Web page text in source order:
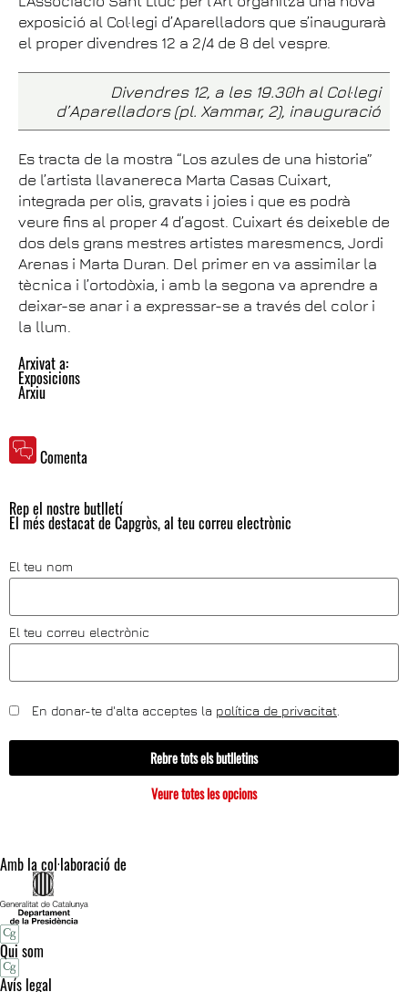
exposició al Col·legi d’Aparelladors que s’inaugurarà
el proper divendres 12 a 2/4 de 8 del vespre.
Divendres 12, a les 19.30h al Col·legi
d’Aparelladors (pl. Xammar, 2), inauguració
Es tracta de la mostra “Los azules de una historia”
de l’artista llavanereca Marta Casas Cuixart,
integrada per olis, gravats i joies i que es podrà
veure fins al proper 4 d’agost. Cuixart és deixeble de
dos dels grans mestres artistes maresmencs, Jordi
Arenas i Marta Duran. Del primer en va assimilar la
tècnica i l’ortodòxia, i amb la segona va aprendre a
deixar-se anar i a expressar-se a través del color i
la llum.
Arxivat a:
Exposicions
Arxiu
Comenta
Rep el nostre butlletí
El més destacat de Capgròs, al teu correu electrònic
El teu nom
El teu correu electrònic
En donar-te d'alta acceptes la política de privacitat.
Rebre tots els butlletins
Veure totes les opcions
Amb la col·laboració de
Qui som
Avís legal